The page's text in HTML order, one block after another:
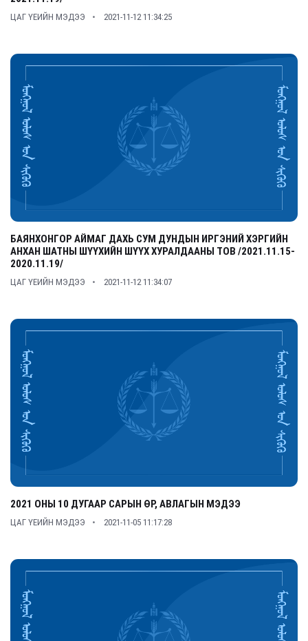
ЦАГ ҮЕИЙН МЭДЭЭ 2021-11-12 11:34:25
БАЯНХОНГОР АЙМАГ ДАХЬ СУМ ДУНДЫН ИРГЭНИЙ ХЭРГИЙН
АНХАН ШАТНЫ ШҮҮХИЙН ШҮҮХ ХУРАЛДААНЫ ТОВ /2021.11.15-
2020.11.19/
ЦАГ ҮЕИЙН МЭДЭЭ 2021-11-12 11:34:07
2021 ОНЫ 10 ДУГААР САРЫН ӨР, АВЛАГЫН МЭДЭЭ
ЦАГ ҮЕИЙН МЭДЭЭ 2021-11-05 11:17:28